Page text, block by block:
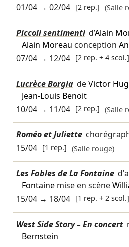
01/04→ 02/04 [2 rep.] (Salle
Piccoli sentimenti d’Alain
Alain Moreau conception
07/04→ 12/04 [2 rep. + 4 scol.]
Lucrèce Borgia deVictor
Jean-Louis Benoit
10/04→ 11/04 [2 rep.] (Salle
Roméo et Juliette
15/04 [1 rep.] (Salle rouge)
Les Fables de La Fontaine
Fontainemise en scène
15/04→ 18/04 [1 rep. + 2 scol.]
West Side Story – En concert
Bernstein